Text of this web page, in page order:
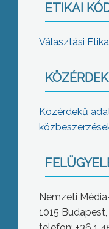
ETIKAI
Választási
Közérdekű
Nemzeti
1015